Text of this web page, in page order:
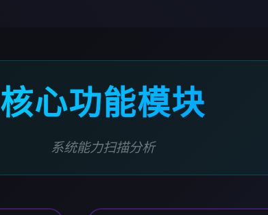
核心功能模块
系统能力扫描分析